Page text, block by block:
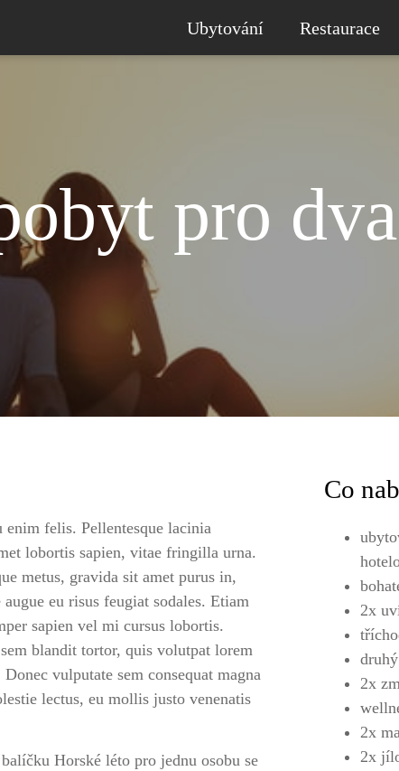
Ubytování Restaurace
pro dva
felis. Pellentesque lacinia
lobortis sapien, vitae fringilla urna.
metus, gravida sit amet purus in,
eu risus feugiat sodales. Etiam
sapien vel mi cursus lobortis.
blandit tortor, quis volutpat lorem
vulputate sem consequat magna
lectus, eu mollis justo venenatis
Horské léto pro jednu osobu se
Co
2x
2x
2x
2x